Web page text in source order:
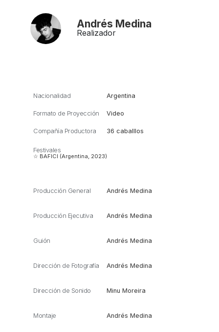
Andrés Medina
Realizador
Nacionalidad Argentina
Formato de Proyección Video
Compañía Productora 36 caballlos
Festivales
☆ BAFICI (Argentina, 2023)
Producción General Andrés Medina
Producción Ejecutiva Andrés Medina
Guión Andrés Medina
Dirección de Fotografía Andrés Medina
Dirección de Sonido Minu Moreira
Montaje Andrés Medina